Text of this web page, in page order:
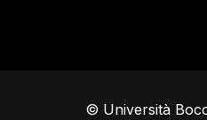
© Università